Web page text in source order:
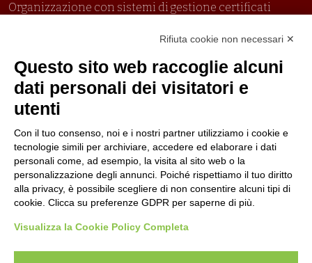
Organizzazione con sistemi di gestione certificati
Politica per la parità di genere
Politica antibullismo
Piè di pagina
Contatti
Lavora con noi
Seguici su
Rifiuta cookie non necessari ✕
Questo sito web raccoglie alcuni
dati personali dei visitatori e
utenti
Con il tuo consenso, noi e i nostri partner utilizziamo i cookie e
tecnologie simili per archiviare, accedere ed elaborare i dati
personali come, ad esempio, la visita al sito web o la
personalizzazione degli annunci. Poiché rispettiamo il tuo diritto
alla privacy, è possibile scegliere di non consentire alcuni tipi di
cookie. Clicca su preferenze GDPR per saperne di più.
Visualizza la Cookie Policy Completa